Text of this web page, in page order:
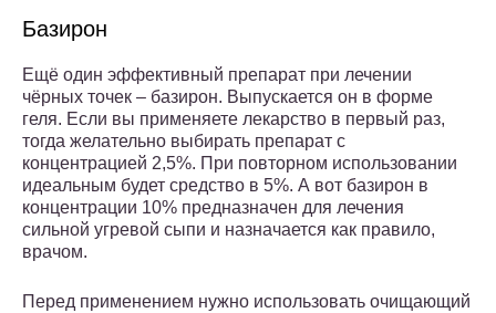
Базирон
Ещё один эффективный препарат при лечении
чёрных точек – базирон. Выпускается он в форме
геля. Если вы применяете лекарство в первый раз,
тогда желательно выбирать препарат с
концентрацией 2,5%. При повторном использовании
идеальным будет средство в 5%. А вот базирон в
концентрации 10% предназначен для лечения
сильной угревой сыпи и назначается как правило,
врачом.
Перед применением нужно использовать очищающий